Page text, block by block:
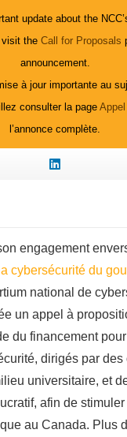
update about the
visit the Call for Proposals
announcement.
à jour importante au
consulter la page
l’annonce complète.
engagement
cybersécurité du
national de
un appel à
du financement
, dirigés par des
universitaire, et
lucratif, afin de stimuler
au Canada. Plus